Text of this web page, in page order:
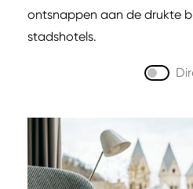
ontsnappen aan de drukte
stadshotels.